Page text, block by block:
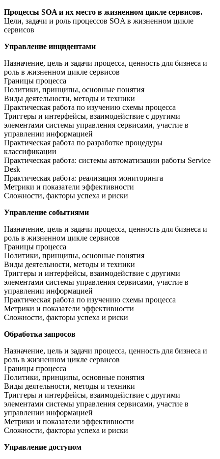
Процессы SOA и их место в жизненном цикле сервисов.
Цели, задачи и роль процессов SOA в жизненном цикле
сервисов
Управление инцидентами
Назначение, цель и задачи процесса, ценность для бизнеса и
роль в жизненном цикле сервисов
Границы процесса
Политики, принципы, основные понятия
Виды деятельности, методы и техники
Практическая работа по изучению схемы процесса
Триггеры и интерфейсы, взаимодействие с другими
элементами системы управления сервисами, участие в
управлении информацией
Практическая работа по разработке процедуры
классификации
Практическая работа: системы автоматизации работы Service
Desk
Практическая работа: реализация мониторинга
Метрики и показатели эффективности
Сложности, факторы успеха и риски
Управление событиями
Назначение, цель и задачи процесса, ценность для бизнеса и
роль в жизненном цикле сервисов
Границы процесса
Политики, принципы, основные понятия
Виды деятельности, методы и техники
Триггеры и интерфейсы, взаимодействие с другими
элементами системы управления сервисами, участие в
управлении информацией
Практическая работа по изучению схемы процесса
Метрики и показатели эффективности
Сложности, факторы успеха и риски
Обработка запросов
Назначение, цель и задачи процесса, ценность для бизнеса и
роль в жизненном цикле сервисов
Границы процесса
Политики, принципы, основные понятия
Виды деятельности, методы и техники
Триггеры и интерфейсы, взаимодействие с другими
элементами системы управления сервисами, участие в
управлении информацией
Метрики и показатели эффективности
Сложности, факторы успеха и риски
Управление доступом